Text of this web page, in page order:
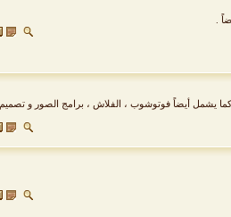
.
يشمل أيضاً فوتوشوب ، الفلاش ، برامج الصور و تصميم